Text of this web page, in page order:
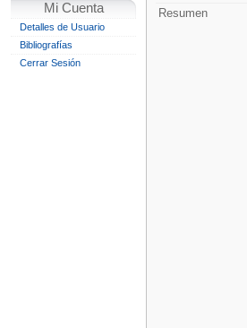
Mi Cuenta
Detalles de Usuario
Bibliografías
Cerrar Sesión
Resumen